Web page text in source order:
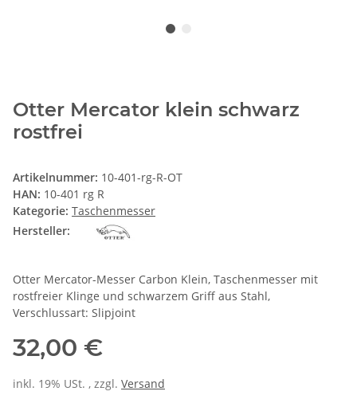
Otter Mercator klein schwarz
rostfrei
Artikelnummer: 10-401-rg-R-OT
HAN: 10-401 rg R
Kategorie: Taschenmesser
Hersteller:
Otter Mercator-Messer Carbon Klein, Taschenmesser mit
rostfreier Klinge und schwarzem Griff aus Stahl,
Verschlussart: Slipjoint
32,00 €
inkl. 19% USt. , zzgl. Versand